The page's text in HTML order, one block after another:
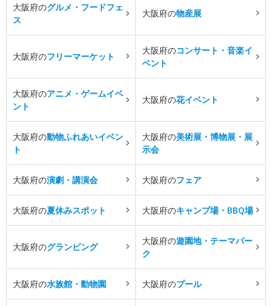
大阪府のグルメ・フードフェ
ス
大阪府の物産展
大阪府のフリーマーケット
大阪府のコンサート・音楽イ
ベント
大阪府のアニメ・ゲームイベ
ント
大阪府の花イベント
大阪府の動物ふれあいイベン
ト
大阪府の美術展・博物展・展
示会
大阪府の演劇・講演会 大阪府のフェア
大阪府の夏休みスポット 大阪府のキャンプ場・BBQ場
大阪府のグランピング
大阪府の遊園地・テーマパー
ク
大阪府の水族館・動物園 大阪府のプール